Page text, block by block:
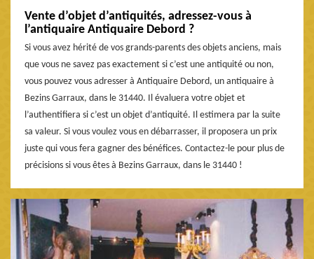
Vente d’objet d’antiquités, adressez-vous à
l’antiquaire Antiquaire Debord ?
Si vous avez hérité de vos grands-parents des objets anciens, mais
que vous ne savez pas exactement si c’est une antiquité ou non,
vous pouvez vous adresser à Antiquaire Debord, un antiquaire à
Bezins Garraux, dans le 31440. Il évaluera votre objet et
l’authentifiera si c’est un objet d’antiquité. Il estimera par la suite
sa valeur. Si vous voulez vous en débarrasser, il proposera un prix
juste qui vous fera gagner des bénéfices. Contactez-le pour plus de
précisions si vous êtes à Bezins Garraux, dans le 31440 !